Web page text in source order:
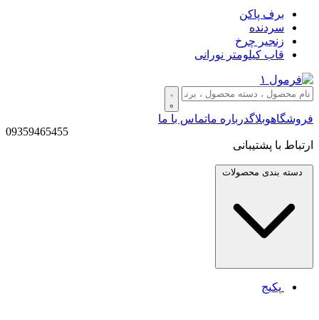
برف پاکن
سردنده
زنجیر چرخ
قاب کیلومتر نورانی
فروشگاهوبلاگدرباره ماتماس با ما
09359465455
ارتباط با پشتیبانی
دسته بندی محصولات
پکیج